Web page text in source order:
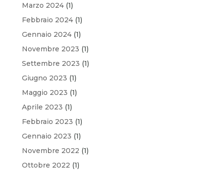
Marzo 2024(1)
Febbraio 2024(1)
Gennaio 2024(1)
Novembre 2023 (1)
Settembre 2023 (1)
Giugno 2023 (1)
Maggio 2023 (1)
Aprile 2023 (1)
Febbraio 2023 (1)
Gennaio 2023 (1)
Novembre 2022 (1)
Ottobre 2022 (1)